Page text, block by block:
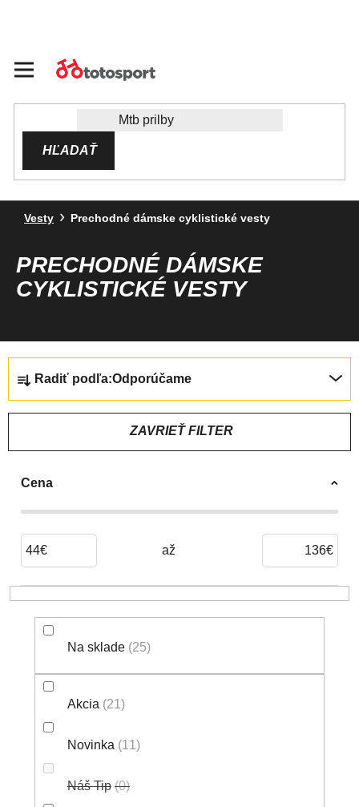
HĽADAŤ
Vesty Prechodné dámske cyklistické vesty
PRECHODNÉ DÁMSKE
CYKLISTICKÉ VESTY
A
D
N
U
Radiť podľa:Odporúčame
ZAVRIEŤ FILTER
Cena
44€ 136€
Na sklade 25
Akcia 21
Novinka 11
Náš Tip 0